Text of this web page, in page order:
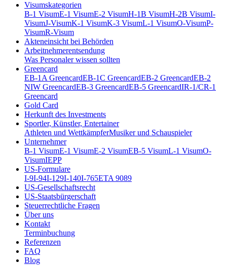
Visumskategorien
B-1 VisumE-1 VisumE-2 VisumH-1B VisumH-2B VisumI-
VisumJ-VisumK-1 VisumK-3 VisumL-1 VisumO-VisumP-
VisumR-Visum
Akteneinsicht bei Behörden
Arbeitnehmerentsendung
Was Personaler wissen sollten
Greencard
EB-1A GreencardEB-1C GreencardEB-2 GreencardEB-2
NIW GreencardEB-3 GreencardEB-5 GreencardIR-1/CR-1
Greencard
Gold Card
Herkunft des Investments
Sportler, Künstler, Entertainer
Athleten und WettkämpferMusiker und Schauspieler
Unternehmer
B-1 VisumE-1 VisumE-2 VisumEB-5 VisumL-1 VisumO-
VisumIEPP
US-Formulare
I-9I-94I-129I-140I-765ETA 9089
US-Gesellschaftsrecht
US-Staatsbürgerschaft
Steuerrechtliche Fragen
Über uns
Kontakt
Terminbuchung
Referenzen
FAQ
Blog